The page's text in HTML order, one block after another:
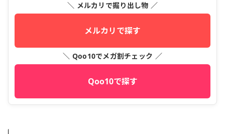
＼ メルカリで掘り出し物 ／
メルカリで探す
＼ Qoo10でメガ割チェック ／
Qoo10で探す